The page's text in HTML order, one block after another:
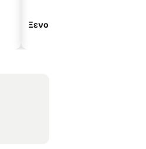
Ξενοδοχεία με σπα